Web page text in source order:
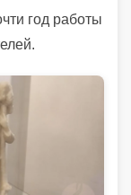
год работы